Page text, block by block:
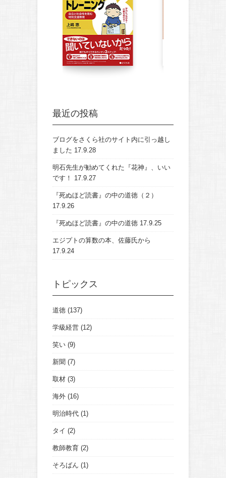
最近の投稿
ブログをさくら社のサイト内に引っ越し
ました 17.9.28
明石先生が勧めてくれた『花神』、いい
です！
17.9.27
『死ぬほど読書』の中の道徳（２）
17.9.26
『死ぬほど読書』の中の道徳 17.9.25
エジプトの算数の本、佐藤氏から
17.9.24
トピックス
道徳 (137)
学級経営 (12)
笑い (9)
新聞 (7)
取材 (3)
海外 (16)
明治時代 (1)
タイ (2)
教師教育 (2)
そろばん (1)